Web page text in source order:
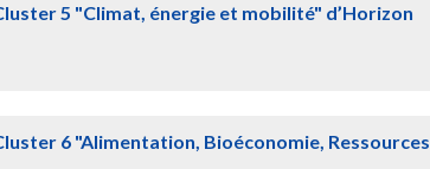
5 "Climat, énergie et mobilité" d’Horizon
6 "Alimentation, Bioéconomie, Ressources